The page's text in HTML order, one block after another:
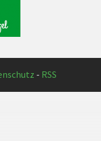
- RSS